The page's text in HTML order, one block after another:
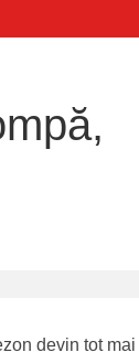
devin tot mai